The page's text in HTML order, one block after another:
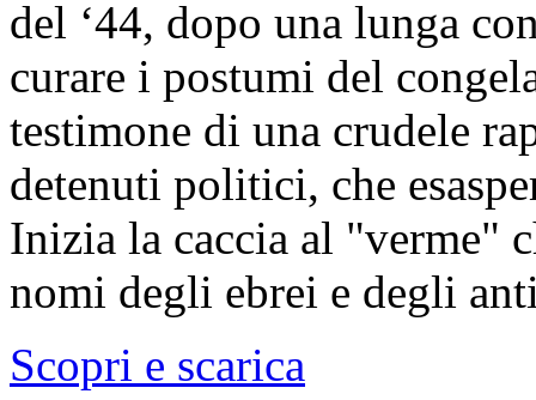
del ‘44, dopo una lunga
curare i postumi del
testimone di una crudele
detenuti politici, che
Inizia la caccia al "verme"
nomi degli ebrei e degli
Scopri e scarica